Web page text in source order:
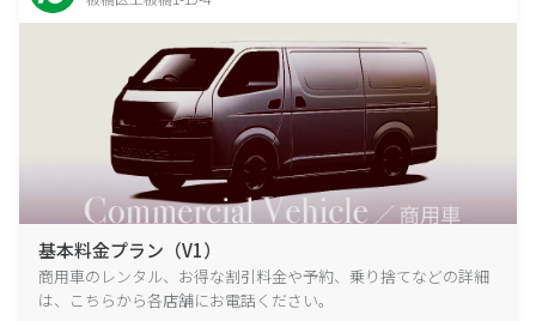
基本料金プラン（V1）
商用車のレンタル、お得な割引料金や予約、乗り捨てなどの詳細
は、こちらから各店舗にお電話ください。